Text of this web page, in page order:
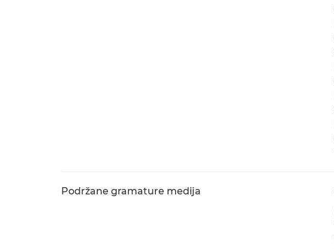
Podržane gramature medija